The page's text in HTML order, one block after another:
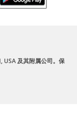
USA 及其附属公司。保